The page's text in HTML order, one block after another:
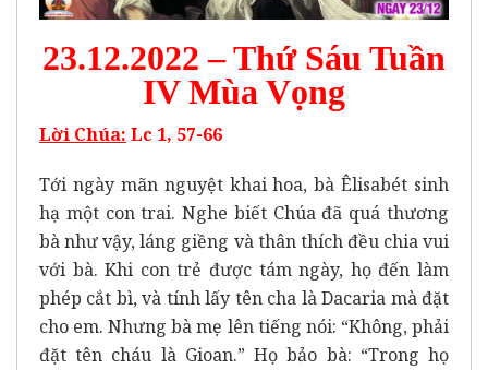
23.12.2022 – Thứ Sáu Tuần
IV Mùa Vọng
Lời Chúa: Lc 1, 57-66
Tới ngày mãn nguyệt khai hoa, bà Êlisabét sinh
hạ một con trai. Nghe biết Chúa đã quá thương
bà như vậy, láng giềng và thân thích đều chia vui
với bà. Khi con trẻ được tám ngày, họ đến làm
phép cắt bì, và tính lấy tên cha là Dacaria mà đặt
cho em. Nhưng bà mẹ lên tiếng nói: “Không, phải
đặt tên cháu là Gioan.” Họ bảo bà: “Trong họ